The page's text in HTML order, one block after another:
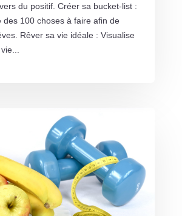
du positif. Créer sa bucket-list :
des 100 choses à faire afin de
Rêver sa vie idéale : Visualise